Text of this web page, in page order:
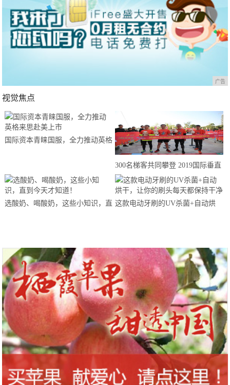
广告
视觉焦点
国际资本青睐国服，全力推动英格
300名梯客共同攀登 2019国际垂直
马拉松超级精英赛顺德海骏达中心
站欢乐开跑
选酸奶、喝酸奶，这些小知识，直 这款电动牙刷的UV杀菌+自动烘